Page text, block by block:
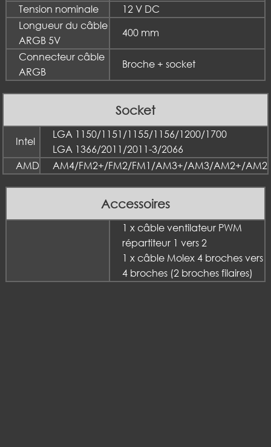
Tension nominale
12 V DC
Longueur du câble
ARGB 5V
400 mm
Connecteur câble
ARGB
Broche + socket
Socket
Intel
LGA 1150/1151/1155/1156/1200/1700
LGA 1366/2011/2011-3/2066
AMD
AM4/FM2+/FM2/FM1/AM3+/AM3/AM2+/AM2
Accessoires
1 x câble ventilateur PWM
répartiteur 1 vers 2
1 x câble Molex 4 broches vers
4 broches (2 broches filaires)